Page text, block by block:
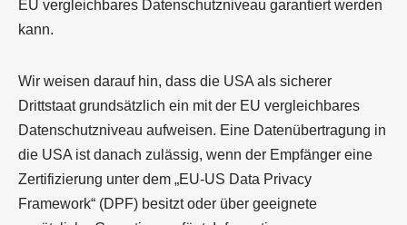
EU vergleichbares Datenschutzniveau garantiert werden
kann.
Wir weisen darauf hin, dass die USA als sicherer
Drittstaat grundsätzlich ein mit der EU vergleichbares
Datenschutzniveau aufweisen. Eine Datenübertragung in
die USA ist danach zulässig, wenn der Empfänger eine
Zertifizierung unter dem „EU-US Data Privacy
Framework“ (DPF) besitzt oder über geeignete